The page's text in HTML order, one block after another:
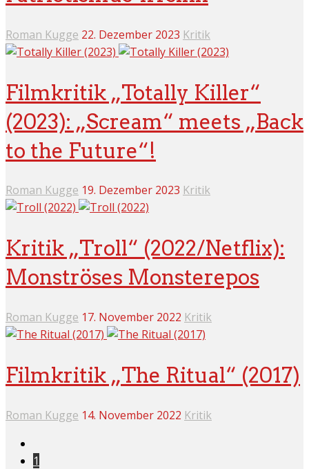
Roman Kugge 22. Dezember 2023 Kritik
Filmkritik „Totally Killer“
(2023): „Scream“ meets „Back
to the Future“!
Roman Kugge 19. Dezember 2023 Kritik
Kritik „Troll“ (2022/Netflix):
Monströses Monsterepos
Roman Kugge 17. November 2022 Kritik
Filmkritik „The Ritual“ (2017)
Roman Kugge 14. November 2022 Kritik
1